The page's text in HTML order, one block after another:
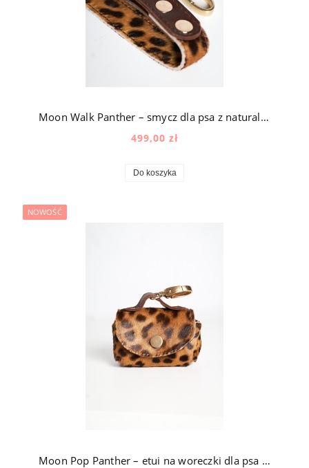
Moon Walk Panther – smycz dla psa z naturalnej skóry z okuciami pozłacanymi 24k złotem
499,00 zł
Do koszyka
Moon Pop Panther – etui na woreczki dla psa z naturalnej skóry z okuciami pozłacanymi 24k złotem
NOWOŚĆ